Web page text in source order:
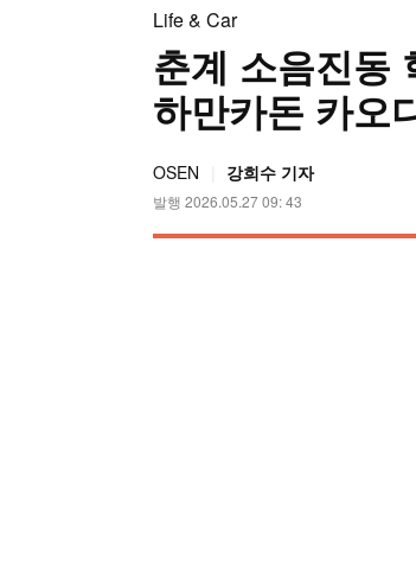
Life & Car
춘계 소음진동
하만카돈 카오
OSEN 강희수 기자
발행 2026.05.27 09: 43